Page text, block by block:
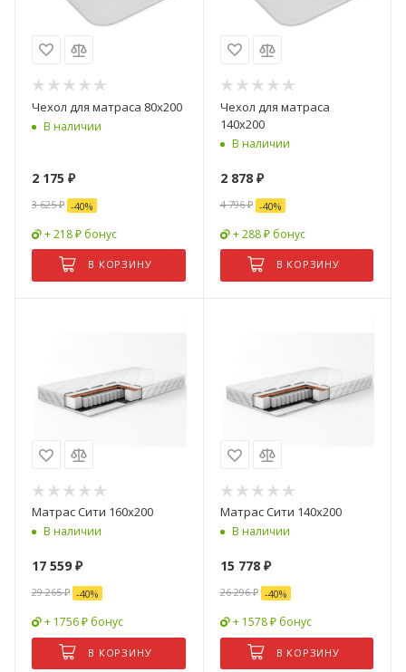
Чехол для матраса 80х200
В наличии
2 175 ₽
3 625₽ -40%
+ 218 ₽ бонус
В КОРЗИНУ
Чехол для матраса
140х200
В наличии
2 878₽
4 796₽ -40%
+ 288 ₽ бонус
В КОРЗИНУ
Матрас Сити 160х200
В наличии
17 559 ₽
29 265₽ -40%
+ 1756 ₽ бонус
В КОРЗИНУ
Матрас Сити 140х200
В наличии
15 778₽
26 296₽ -40%
+ 1578 ₽ бонус
В КОРЗИНУ